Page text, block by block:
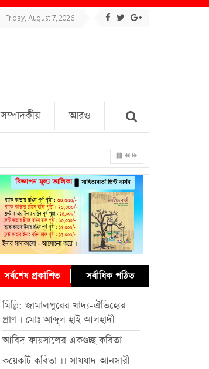
Friday, August 7, 2026
সম্পাদকীয় আরও
সর্বশেষ প্রকাশিত সর্বাধিক পঠিত
মিল্লি: জামালপুরের খাদ্য-ঐতিহ্যের
প্রাণ । মোঃ আব্দুল হাই আলহাদী
আবিদ ফায়সালের একগুচ্ছ কবিতা
কয়েকটি কবিতা ।। সাযযাদ আনসারী